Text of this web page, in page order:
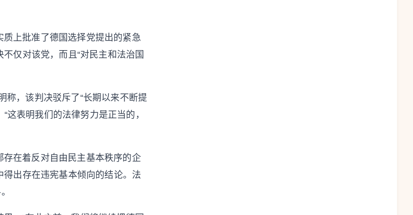
上批准了德国选择党提出的紧急
仅对该党，而且“对民主和法治国
称，该判决驳斥了“长期以来不断提
这表明我们的法律努力是正当的，
在着反对自由民主基本秩序的企
出存在违宪基本倾向的结论。法